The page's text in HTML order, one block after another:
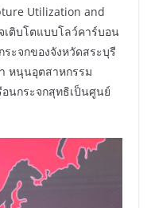
Utilization and
เติบโตแบบโลว์คาร์บอน
ระจกของจังหวัดสระบุรี
หนุนอุตสาหกรรม
นกระจกสุทธิเป็นศูนย์